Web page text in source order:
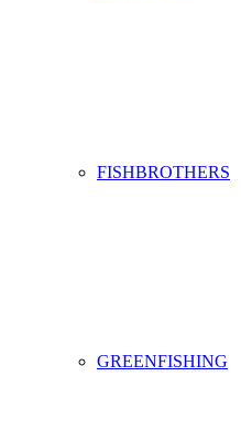
FISHBROTHERS
GREENFISHING